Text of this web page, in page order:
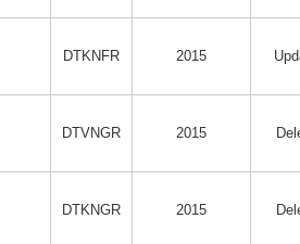
DTKNFR 2015
DTVNGR 2015
DTKNGR 2015